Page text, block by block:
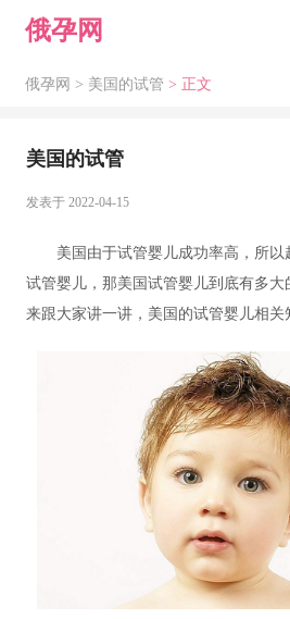
俄孕网
俄孕网 > 美国的试管 > 正文
美国的试管
发表于 2022-04-15
美国由于试管婴儿成功率高，所
试管婴儿，那美国试管婴儿到底有多
来跟大家讲一讲，美国的试管婴儿相关